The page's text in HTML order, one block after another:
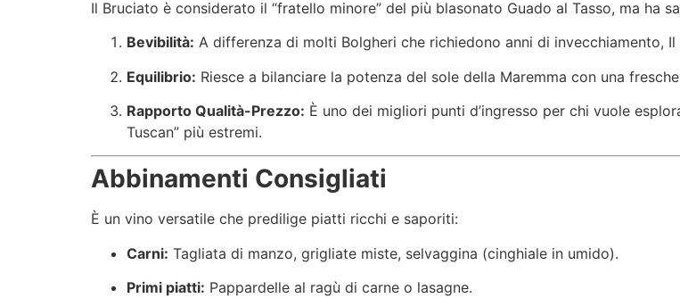
Il Bruciato è considerato il “fratello minore” del più blasonato Guado al Tasso, ma ha
Bevibilità: A differenza di molti Bolgheri che richiedono anni di invecchiamento,
Equilibrio: Riesce a bilanciare la potenza del sole della Maremma con una
Rapporto Qualità-Prezzo: È uno dei migliori punti d’ingresso per chi vuole
Tuscan” più estremi.
Abbinamenti Consigliati
È un vino versatile che predilige piatti ricchi e saporiti:
Carni: Tagliata di manzo, grigliate miste, selvaggina (cinghiale in umido).
Primi piatti: Pappardelle al ragù di carne o lasagne.